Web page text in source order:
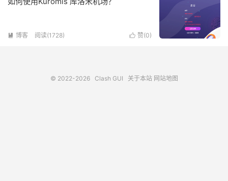
 赞(0)
 博客 阅读(1728)
© 2022-2026 Clash GUI 关于本站 网站地图